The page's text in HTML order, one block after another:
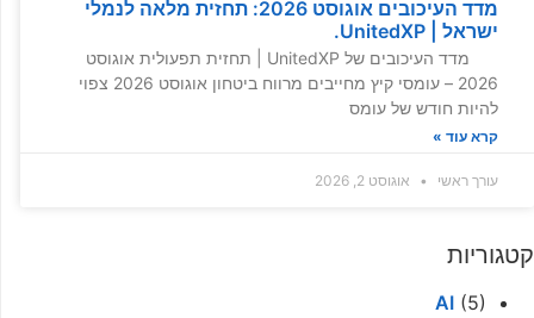
מדד העיכובים אוגוסט 2026: תחזית מלאה לנמלי
ישראל | UnitedXP.
מדד העיכובים של UnitedXP | תחזית תפעולית אוגוסט
2026 – עומסי קיץ מחייבים מרווח ביטחון אוגוסט 2026 צפוי
להיות חודש של עומס
קרא עוד »
עורך ראשי אוגוסט 2, 2026
קטגוריות
AI (5)